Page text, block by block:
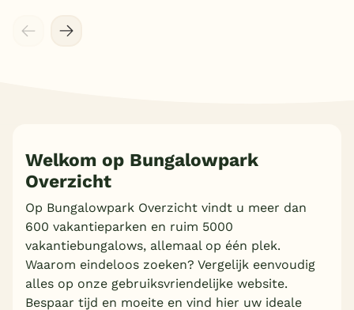
Welkom op Bungalowpark
Overzicht
Op Bungalowpark Overzicht vindt u meer dan
600 vakantieparken en ruim 5000
vakantiebungalows, allemaal op één plek.
Waarom eindeloos zoeken? Vergelijk eenvoudig
alles op onze gebruiksvriendelijke website.
Bespaar tijd en moeite en vind hier uw ideale